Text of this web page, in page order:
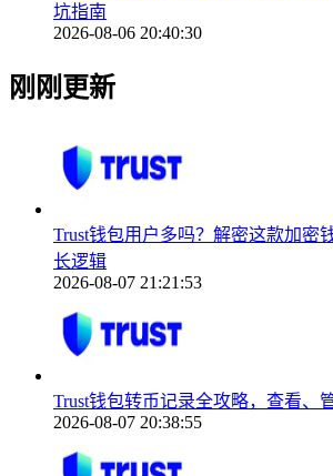
坑指南
2026-08-06 20:40:30
刚刚更新
Trust钱包用户多吗？解密这款加密
长逻辑
2026-08-07 21:21:53
Trust钱包转币记录全攻略，查看、
2026-08-07 20:38:55